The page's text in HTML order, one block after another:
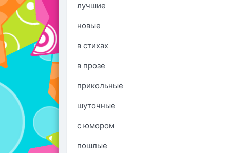
лучшие
новые
в стихах
в прозе
прикольные
шуточные
с юмором
пошлые